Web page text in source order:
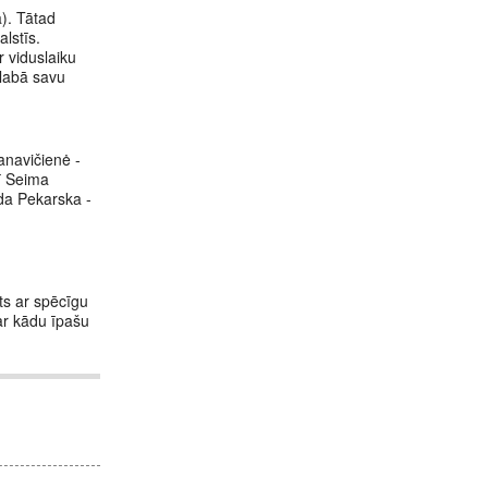
Tātad
viduslaiku
savu
-
Seima
Pekarska -
ar spēcīgu
kādu īpašu